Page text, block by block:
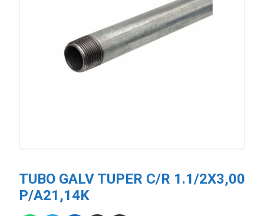
TUBO GALV TUPER C/R 1.1/2X3,00
P/A21,14K